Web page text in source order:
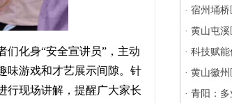
们化身“安全宣讲员”，主动
味游戏和才艺展示间隙。针
行现场讲解，提醒广大家长
开园
· 宿州埇
· 黄山屯溪
家园
· 科技赋
· 黄山徽州
市场
· 青阳：多